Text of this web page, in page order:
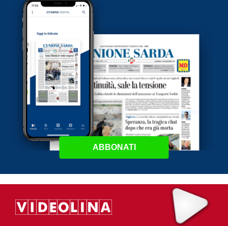
ABBONATI